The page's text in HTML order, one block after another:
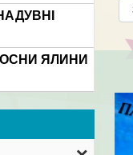
ЯЛИНИ